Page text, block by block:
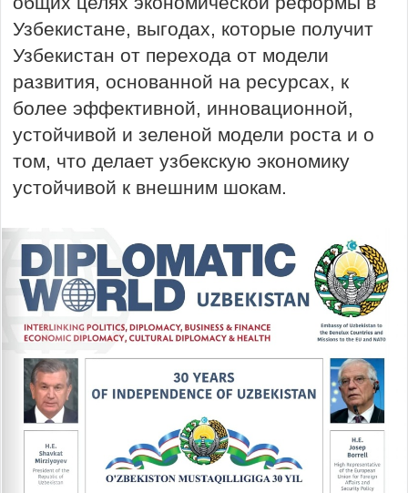
Узбекистане, выгодах, которые получит
Узбекистан от перехода от модели
развития, основанной на ресурсах, к
более эффективной, инновационной,
устойчивой и зеленой модели роста и о
том, что делает узбекскую экономику
устойчивой к внешним шокам.